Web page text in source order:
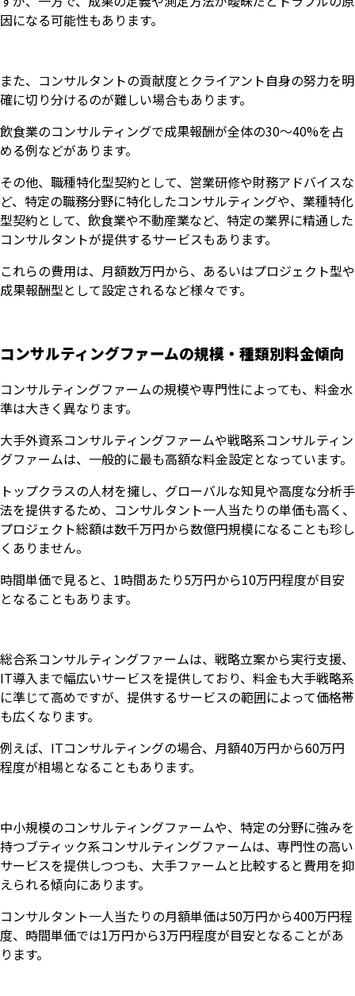
因になる可能性もあります。
また、コンサルタントの貢献度とクライアント自身の努力を明
確に切り分けるのが難しい場合もあります。
飲食業のコンサルティングで成果報酬が全体の30～40%を占
める例などがあります。
その他、職種特化型契約として、営業研修や財務アドバイスな
ど、特定の職務分野に特化したコンサルティングや、業種特化
型契約として、飲食業や不動産業など、特定の業界に精通した
コンサルタントが提供するサービスもあります。
これらの費用は、月額数万円から、あるいはプロジェクト型や
成果報酬型として設定されるなど様々です。
コンサルティングファームの規模・種類別料金傾向
コンサルティングファームの規模や専門性によっても、料金水
準は大きく異なります。
大手外資系コンサルティングファームや戦略系コンサルティン
グファームは、一般的に最も高額な料金設定となっています。
トップクラスの人材を擁し、グローバルな知見や高度な分析手
法を提供するため、コンサルタント一人当たりの単価も高く、
プロジェクト総額は数千万円から数億円規模になることも珍し
くありません。
時間単価で見ると、1時間あたり5万円から10万円程度が目安
となることもあります。
総合系コンサルティングファームは、戦略立案から実行支援、
IT導入まで幅広いサービスを提供しており、料金も大手戦略系
に準じて高めですが、提供するサービスの範囲によって価格帯
も広くなります。
例えば、ITコンサルティングの場合、月額40万円から60万円
程度が相場となることもあります。
中小規模のコンサルティングファームや、特定の分野に強みを
持つブティック系コンサルティングファームは、専門性の高い
サービスを提供しつつも、大手ファームと比較すると費用を抑
えられる傾向にあります。
コンサルタント一人当たりの月額単価は50万円から400万円程
度、時間単価では1万円から3万円程度が目安となることがあ
ります。
いますぐ無料登録